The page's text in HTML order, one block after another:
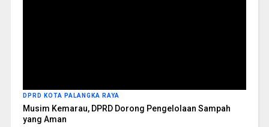
DPRD KOTA PALANGKA RAYA
Musim Kemarau, DPRD Dorong Pengelolaan Sampah
yang Aman